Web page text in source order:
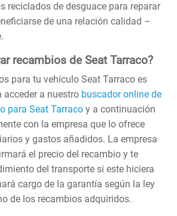
reciclados de desguace para reparar
de una relación calidad –
recambios de Seat Tarraco?
para tu vehículo Seat Tarraco es
acceder a nuestro buscador online de
para Seat Tarraco y a continuación
con la empresa que lo ofrece
y gastos añadidos. La empresa
el precio del recambio y te
del transporte si este hiciera
cargo de la garantía según la ley
de los recambios adquiridos.